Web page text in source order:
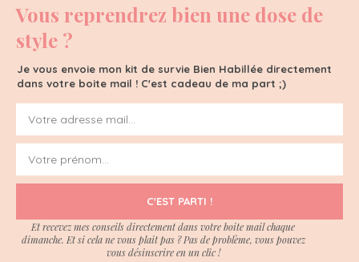
Vous reprendrez bien une dose de
style ?
Je vous envoie mon kit de survie Bien Habillée directement
dans votre boite mail ! C'est cadeau de ma part ;)
C'EST PARTI !
Et recevez mes conseils directement dans votre boite mail chaque
dimanche. Et si cela ne vous plait pas ? Pas de problème, vous pouvez
vous désinscrire en un clic !